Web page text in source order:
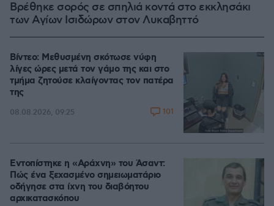
Βρέθηκε σορός σε σπηλιά κοντά στο εκκλησάκι
των Αγίων Ισιδώρων στον Λυκαβηττό
Βίντεο: Μεθυσμένη σκότωσε νύφη
λίγες ώρες μετά τον γάμο της και στο
τμήμα ζητούσε κλαίγοντας τον πατέρα
της
08.08.2026, 09:25 101
Εντοπίστηκε η «Αράχνη» του Άσαντ:
Πώς ένα ξεχασμένο σημειωματάριο
οδήγησε στα ίχνη του διαβόητου
αρχικατασκόπου